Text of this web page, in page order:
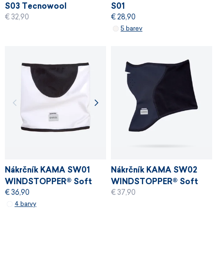
S03 Tecnowool
€ 32,90
S01
€ 28,90
5 barev
Nákrčník KAMA SW01
WINDSTOPPER® Soft
Shell
€ 36,90
4 barvy
Nákrčník KAMA SW02
WINDSTOPPER® Soft
Shell
€ 37,90